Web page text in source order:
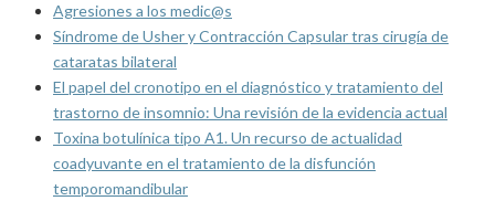
Agresiones a los medic@s
Síndrome de Usher y Contracción Capsular tras cirugía de
cataratas bilateral
El papel del cronotipo en el diagnóstico y tratamiento del
trastorno de insomnio: Una revisión de la evidencia actual
Toxina botulínica tipo A1. Un recurso de actualidad
coadyuvante en el tratamiento de la disfunción
temporomandibular